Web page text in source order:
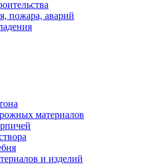
пожара, аварий
материалов
и изделий